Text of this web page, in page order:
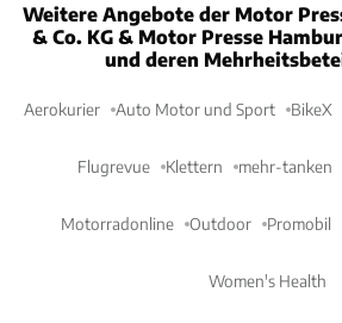
Weitere Angebote der Motor
& Co. KG & Motor Presse
und deren
Aerokurier Auto Motor und Sport BikeX
Flugrevue Klettern mehr-tanken
Motorradonline Outdoor Promobil
Women's Health